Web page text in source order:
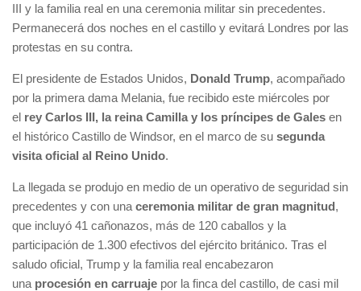
III y la familia real en una ceremonia militar sin precedentes.
Permanecerá dos noches en el castillo y evitará Londres por las
protestas en su contra.
El presidente de Estados Unidos, Donald Trump, acompañado
por la primera dama Melania, fue recibido este miércoles por
el rey Carlos III, la reina Camilla y los príncipes de Gales en
el histórico Castillo de Windsor, en el marco de su segunda
visita oficial al Reino Unido.
La llegada se produjo en medio de un operativo de seguridad sin
precedentes y con una ceremonia militar de gran magnitud,
que incluyó 41 cañonazos, más de 120 caballos y la
participación de 1.300 efectivos del ejército británico. Tras el
saludo oficial, Trump y la familia real encabezaron
una procesión en carruaje por la finca del castillo, de casi mil